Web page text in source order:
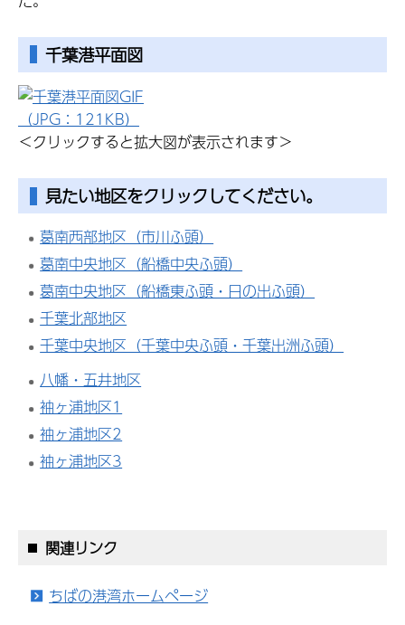
千葉港平面図
（JPG：121KB）
＜クリックすると拡大図が表示されます＞
見たい地区をクリックしてください。
葛南西部地区（市川ふ頭）
葛南中央地区（船橋中央ふ頭）
葛南中央地区（船橋東ふ頭・日の出ふ頭）
千葉北部地区
千葉中央地区（千葉中央ふ頭・千葉出洲ふ頭）
八幡・五井地区
袖ヶ浦地区1
袖ヶ浦地区2
袖ヶ浦地区3
関連リンク
ちばの港湾ホームページ